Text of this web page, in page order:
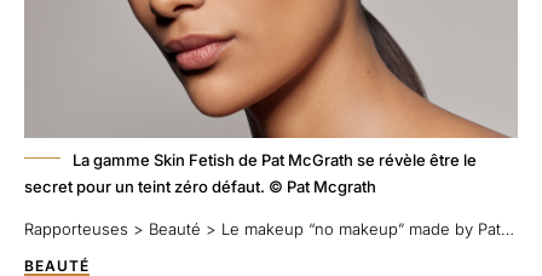
La gamme Skin Fetish de Pat McGrath se révèle être le
secret pour un teint zéro défaut. © Pat Mcgrath
Rapporteuses > Beauté > Le makeup “no makeup” made by Pat Mcgrath
BEAUTÉ